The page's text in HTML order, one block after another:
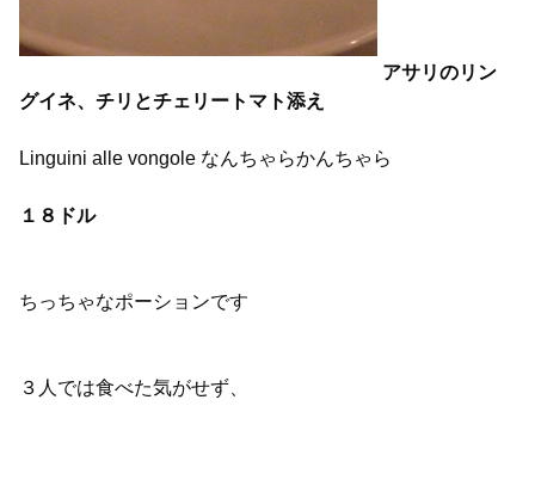
アサリのリン
グイネ、チリとチェリートマト添え
Linguini alle vongole なんちゃらかんちゃら
１８ドル
ちっちゃなポーションです
３人では食べた気がせず、